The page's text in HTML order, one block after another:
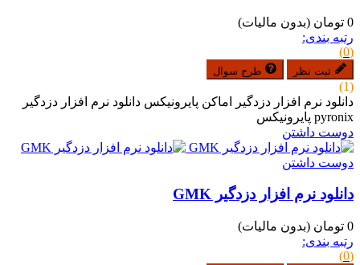
0 تومان
(بدون مالیات)
رتبه بندی:
(0)
ثبت نظر طرح سوال
(1)
دانلود نرم افزار دزدگیر اماکن پایرونیکس دانلود نرم افزار دزدگیر
pyronix پایرونیکس
دوست داشتن
دوست داشتن
دانلود نرم افزار دزدگیر GMK
0 تومان
(بدون مالیات)
رتبه بندی:
(0)